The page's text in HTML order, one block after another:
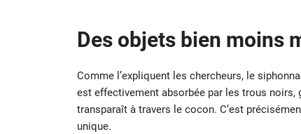
Des objets bien moins
Comme l’expliquent les chercheurs, le
est effectivement absorbée par les trous noirs,
transparaît à travers le cocon. C’est
unique.